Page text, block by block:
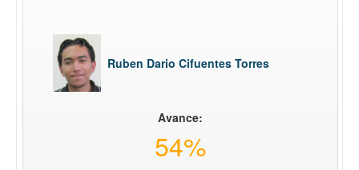
Ruben Dario Cifuentes Torres
Avance:
54%